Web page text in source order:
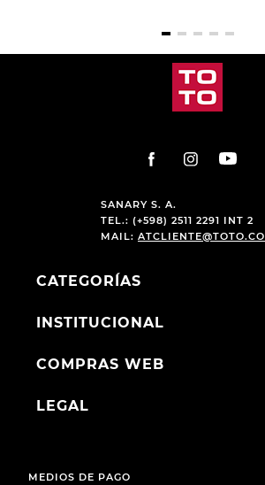
SANARY S. A.
TEL.: (+598) 2511 2291 INT 2
MAIL:
CATEGORÍAS
INSTITUCIONAL
COMPRAS WEB
LEGAL
MEDIOS DE PAGO